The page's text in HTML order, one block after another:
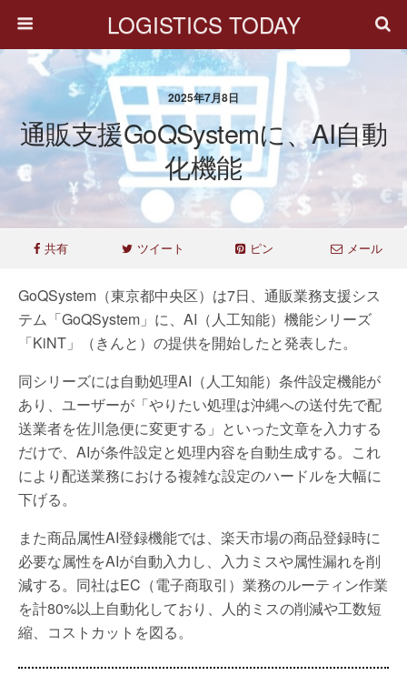
LOGISTICS TODAY
2025年7月8日
通販支援GoQSystemに、AI自動
化機能
共有 ツイート ピン メール
GoQSystem（東京都中央区）は7日、通販業務支援シス
テム「GoQSystem」に、AI（人工知能）機能シリーズ
「KiNT」（きんと）の提供を開始したと発表した。
同シリーズには自動処理AI（人工知能）条件設定機能が
あり、ユーザーが「やりたい処理は沖縄への送付先で配
送業者を佐川急便に変更する」といった文章を入力する
だけで、AIが条件設定と処理内容を自動生成する。これ
により配送業務における複雑な設定のハードルを大幅に
下げる。
また商品属性AI登録機能では、楽天市場の商品登録時に
必要な属性をAIが自動入力し、入力ミスや属性漏れを削
減する。同社はEC（電子商取引）業務のルーティン作業
を計80%以上自動化しており、人的ミスの削減や工数短
縮、コストカットを図る。